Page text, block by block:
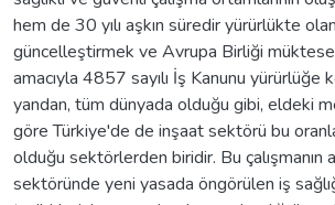
hem de 30 yılı aşkın süredir yürürlükte olan
güncelleştirmek ve Avrupa Birliği
amacıyla 4857 sayılı İş Kanunu yürürlüğe
yandan, tüm dünyada olduğu gibi, eldeki
göre Türkiye'de de inşaat sektörü bu
olduğu sektörlerden biridir. Bu çalışmanın
sektöründe yeni yasada öngörülen iş